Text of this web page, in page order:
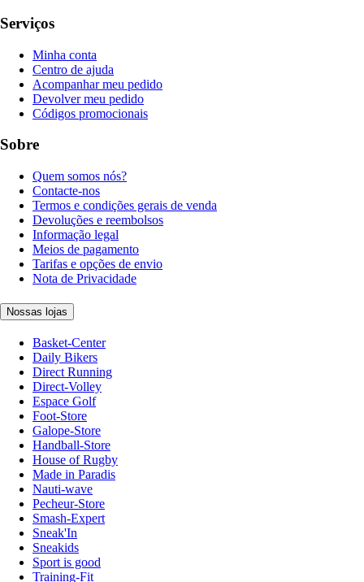
Serviços
Minha conta
Centro de ajuda
Acompanhar meu pedido
Devolver meu pedido
Códigos promocionais
Sobre
Quem somos nós?
Contacte-nos
Termos e condições gerais de venda
Devoluções e reembolsos
Informação legal
Meios de pagamento
Tarifas e opções de envio
Nota de Privacidade
Nossas lojas
Basket-Center
Daily Bikers
Direct Running
Direct-Volley
Espace Golf
Foot-Store
Galope-Store
Handball-Store
House of Rugby
Made in Paradis
Nauti-wave
Pecheur-Store
Smash-Expert
Sneak'In
Sneakids
Sport is good
Training-Fit